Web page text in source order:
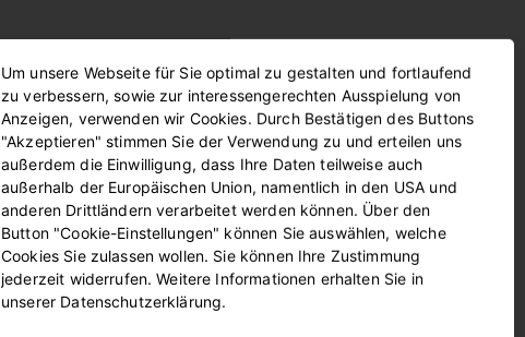
Um unsere Webseite für Sie optimal zu gestalten und fortlaufend
zu verbessern, sowie zur interessengerechten Ausspielung von
Anzeigen, verwenden wir Cookies. Durch Bestätigen des Buttons
"Akzeptieren" stimmen Sie der Verwendung zu und erteilen uns
außerdem die Einwilligung, dass Ihre Daten teilweise auch
außerhalb der Europäischen Union, namentlich in den USA und
anderen Drittländern verarbeitet werden können. Über den
Button "Cookie-Einstellungen" können Sie auswählen, welche
Cookies Sie zulassen wollen. Sie können Ihre Zustimmung
jederzeit widerrufen. Weitere Informationen erhalten Sie in
unserer Datenschutzerklärung.